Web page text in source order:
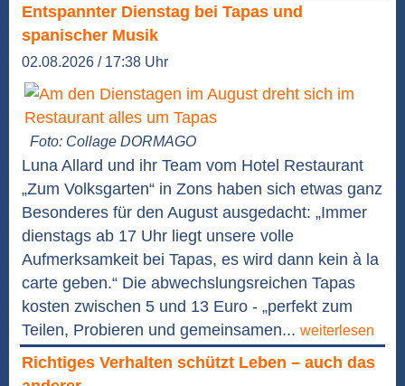
Entspannter Dienstag bei Tapas und
spanischer Musik
02.08.2026 / 17:38 Uhr
Foto: Collage DORMAGO
Luna Allard und ihr Team vom Hotel Restaurant
„Zum Volksgarten“ in Zons haben sich etwas ganz
Besonderes für den August ausgedacht: „Immer
dienstags ab 17 Uhr liegt unsere volle
Aufmerksamkeit bei Tapas, es wird dann kein à la
carte geben.“ Die abwechslungsreichen Tapas
kosten zwischen 5 und 13 Euro - „perfekt zum
Teilen, Probieren und gemeinsamen... weiterlesen
Richtiges Verhalten schützt Leben – auch das